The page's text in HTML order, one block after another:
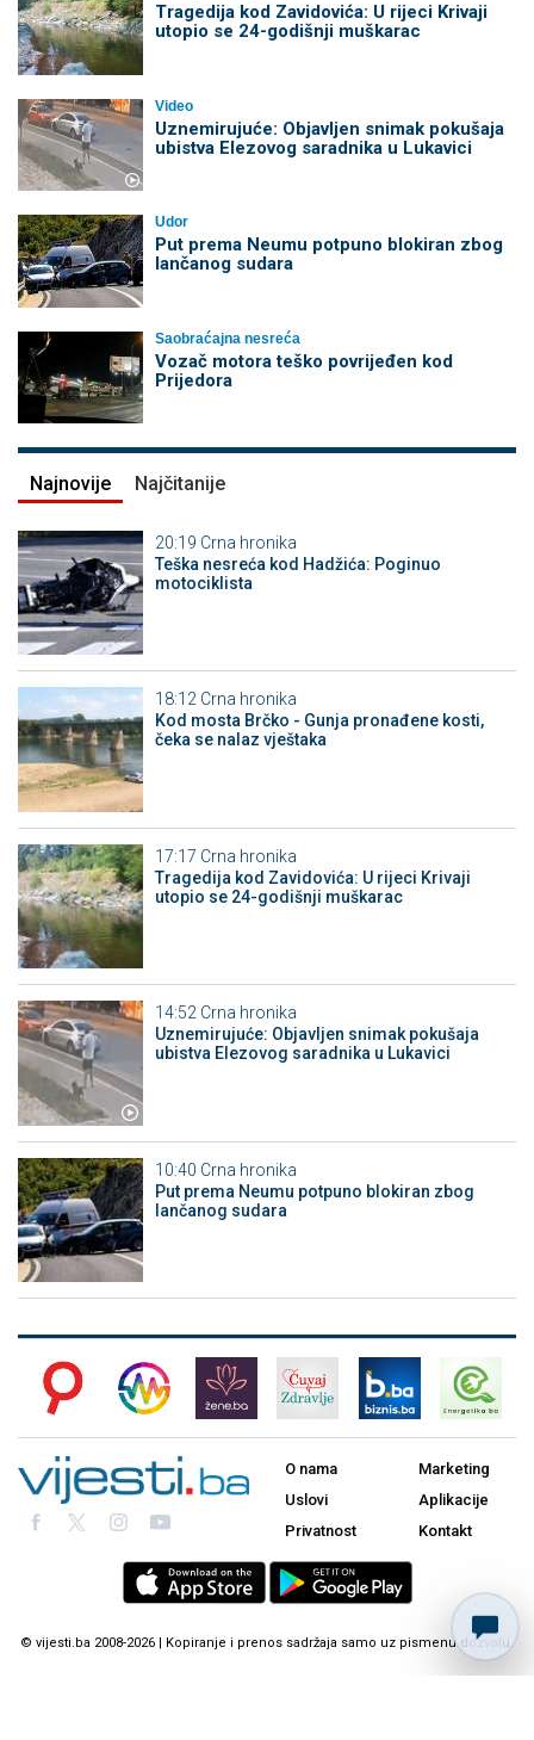
Tragedija kod Zavidovića: U rijeci Krivaji
utopio se 24-godišnji muškarac
Video
Uznemirujuće: Objavljen snimak pokušaja
ubistva Elezovog saradnika u Lukavici
Udor
Put prema Neumu potpuno blokiran zbog
lančanog sudara
Saobraćajna nesreća
Vozač motora teško povrijeđen kod
Prijedora
Najnovije Najčitanije
20:19 Crna hronika
Teška nesreća kod Hadžića: Poginuo
motociklista
18:12 Crna hronika
Kod mosta Brčko - Gunja pronađene kosti,
čeka se nalaz vještaka
17:17 Crna hronika
Tragedija kod Zavidovića: U rijeci Krivaji
utopio se 24-godišnji muškarac
14:52 Crna hronika
Uznemirujuće: Objavljen snimak pokušaja
ubistva Elezovog saradnika u Lukavici
10:40 Crna hronika
Put prema Neumu potpuno blokiran zbog
lančanog sudara
O nama
Uslovi
Privatnost
Marketing
Aplikacije
Kontakt
© vijesti.ba 2008-2026 | Kopiranje i prenos sadržaja samo uz pismenu dozvolu.